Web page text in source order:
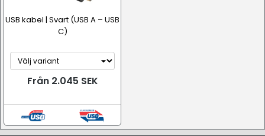
USB kabel | Svart (USB A – USB
C)
Från 2.045 SEK